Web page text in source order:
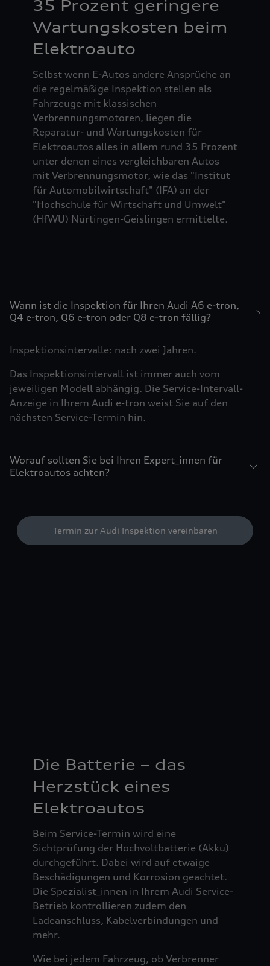
35 Prozent geringere
Wartungskosten beim
Elektroauto
Selbst wenn E-Autos andere Ansprüche an
die regelmäßige Inspektion stellen als
Fahrzeuge mit klassischen
Verbrennungsmotoren, liegen die
Reparatur- und Wartungskosten für
Elektroautos alles in allem rund 35 Prozent
unter denen eines vergleichbaren Autos
mit Verbrennungsmotor, wie das "Institut
für Automobilwirtschaft" (IFA) an der
"Hochschule für Wirtschaft und Umwelt"
(HfWU) Nürtingen-Geislingen ermittelte.
Wann ist die Inspektion für Ihren Audi A6 e-tron,
Q4 e-tron, Q6 e-tron oder Q8 e-tron fällig?
Inspektionsintervalle: nach zwei Jahren.
Das Inspektionsintervall ist immer auch vom
jeweiligen Modell abhängig. Die Service-Intervall-
Anzeige in Ihrem Audi e-tron weist Sie auf den
nächsten Service-Termin hin.
Worauf sollten Sie bei Ihren Expert_innen für
Elektroautos achten?
Termin zur Audi Inspektion vereinbaren
Die Batterie – das
Herzstück eines
Elektroautos
Beim Service-Termin wird eine
Sichtprüfung der Hochvoltbatterie (Akku)
durchgeführt. Dabei wird auf etwaige
Beschädigungen und Korrosion geachtet.
Die Spezialist_innen in Ihrem Audi Service-
Betrieb kontrollieren zudem den
Ladeanschluss, Kabelverbindungen und
mehr.
Wie bei jedem Fahrzeug, ob Verbrenner